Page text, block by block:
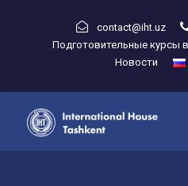
contact@iht.uz
Подготовительные курсы
Новости